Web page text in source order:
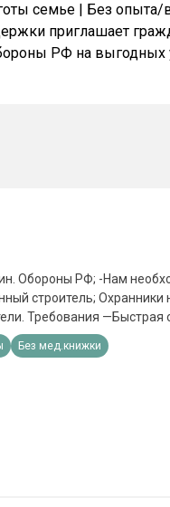
ceмьe | Бeз oпыта/
приглашает
РФ на выгодных
Обороны РФ; -Нам
строитель; Охранники
Требования —Быстрая
Обязанности
каникулы; -
от 1 400 000 в
Без мед.книжки